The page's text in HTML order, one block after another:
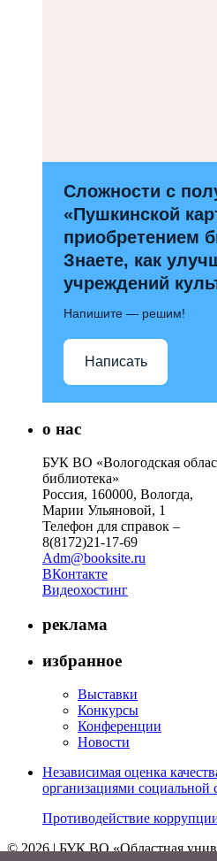
Сложности с
«Пушкинской
приобретением
Знаете, как
учреждений
Напишите — решим!
Написать
о нас
БУК ВО «Вологодская
библиотека»
Россия, 160000, Вологда,
Марии Ульяновой, 1
Телефон для справок –
8(8172)21-17-69
Adm@booksite.ru
ВКонтакте
Видеохостинг
реклама
избранное
Выставки
Конкурсы
Конференции
Новости
Независимая оценка
организациями социальной
Противодействие
© 2026 | БУК ВО «Областная